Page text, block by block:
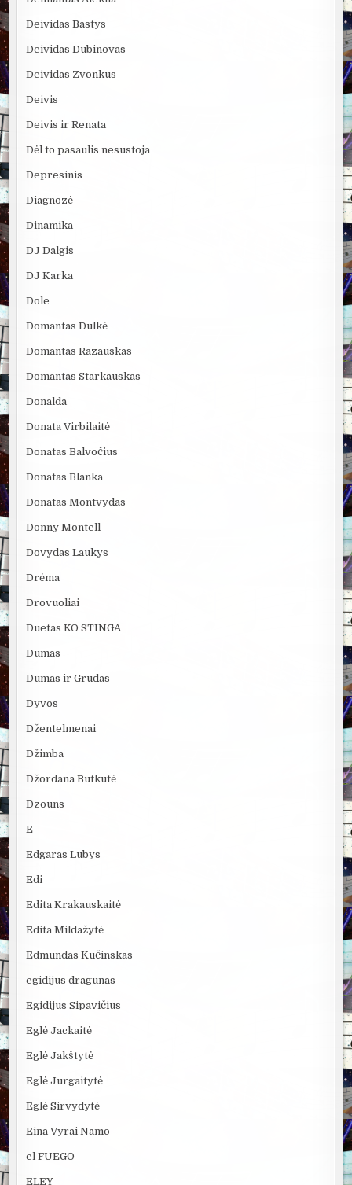
Deividas Bastys
Deividas Dubinovas
Deividas Zvonkus
Deivis
Deivis ir Renata
Dėl to pasaulis nesustoja
Depresinis
Diagnozė
Dinamika
DJ Dalgis
DJ Karka
Dole
Domantas Dulkė
Domantas Razauskas
Domantas Starkauskas
Donalda
Donata Virbilaitė
Donatas Balvočius
Donatas Blanka
Donatas Montvydas
Donny Montell
Dovydas Laukys
Drėma
Drovuoliai
Duetas KO STINGA
Dūmas
Dūmas ir Grūdas
Dyvos
Džentelmenai
Džimba
Džordana Butkutė
Dzouns
E
Edgaras Lubys
Edi
Edita Krakauskaitė
Edita Mildažytė
Edmundas Kučinskas
egidijus dragunas
Egidijus Sipavičius
Eglė Jackaitė
Eglė Jakštytė
Eglė Jurgaitytė
Eglė Sirvydytė
Eina Vyrai Namo
el FUEGO
ELEY